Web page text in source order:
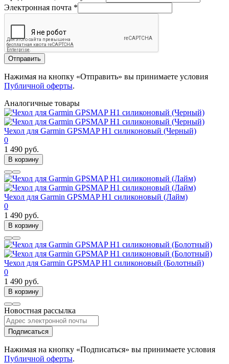
Электронная почта *
Отправить
Нажимая на кнопку «Отправить» вы принимаете условия
Публичной оферты.
Аналогичные товары
Чехол для Garmin GPSMAP H1 силиконовый (Черный)
0
1 490 руб.
В корзину
Чехол для Garmin GPSMAP H1 силиконовый (Лайм)
0
1 490 руб.
В корзину
Чехол для Garmin GPSMAP H1 силиконовый (Болотный)
0
1 490 руб.
В корзину
Новостная рассылка
Подписаться
Нажимая на кнопку «Подписаться» вы принимаете условия
Публичной оферты.